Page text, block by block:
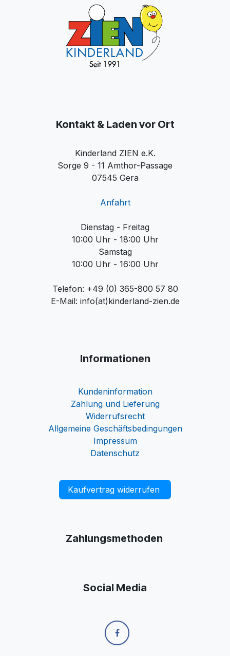
Kontakt & Laden vor Ort
Kinderland ZIEN e.K.
Sorge 9 - 11 Amthor-Passage
07545 Gera
Anfahrt
Dienstag - Freitag
10:00 Uhr - 18:00 Uhr
Samstag
10:00 Uhr - 16:00 Uhr
Telefon: +49 (0) 365-800 57 80
E-Mail: info(at)kinderland-zien.de
Informationen
Kundeninformation
Zahlung und Lieferung
Widerrufsrecht
Allgemeine Geschäftsbedingungen
Impressum
Datenschutz
Kaufvertrag widerrufen
Zahlungsmethoden
Social Media